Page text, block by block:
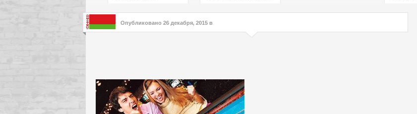
интересов клиентов
Опубликовано 26 декабря, 2015 в